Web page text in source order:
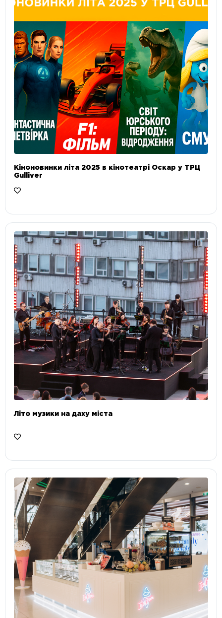
Кіноновинки літа 2025 в кінотеатрі Оскар у ТРЦ
Gulliver
Літо музики на даху міста